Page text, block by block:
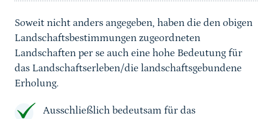
Soweit nicht anders angegeben, haben die den obigen
Landschaftsbestimmungen zugeordneten
Landschaften per se auch eine hohe Bedeutung für
das Landschaftserleben/die landschaftsgebundene
Erholung.
Ausschließlich bedeutsam für das